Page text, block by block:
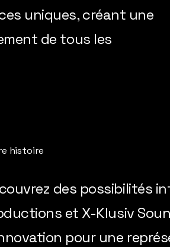
uniques, créant une
de tous les
histoire
des possibilités
et X-Klusiv
pour une